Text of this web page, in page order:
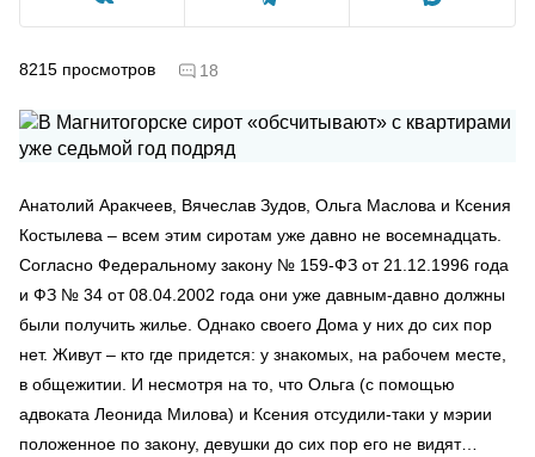
8215 просмотров 18
Анатолий Аракчеев, Вячеслав Зудов, Ольга Маслова и Ксения
Костылева – всем этим сиротам уже давно не восемнадцать.
Согласно Федеральному закону № 159-ФЗ от 21.12.1996 года
и ФЗ № 34 от 08.04.2002 года они уже давным-давно должны
были получить жилье. Однако своего Дома у них до сих пор
нет. Живут – кто где придется: у знакомых, на рабочем месте,
в общежитии. И несмотря на то, что Ольга (с помощью
адвоката Леонида Милова) и Ксения отсудили-таки у мэрии
положенное по закону, девушки до сих пор его не видят…